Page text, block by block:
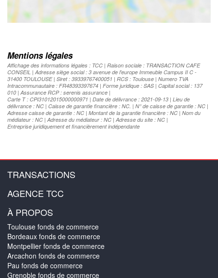
Mentions légales
Affichage des informations légales : TCC | Raison sociale : TRANSACTION CAFE
CONSEIL | Adresse siège social : 3 avenue de l'europe Immeuble Campus II C -
31400 TOULOUSE | Siret : 39339767400051 | RCS : Toulouse | Numero TVA
Intracommunautaire : FR48393397674 | Forme juridique : SAS | Capital social : 137
010 | Assurance RCP : serenis assurance |
Carte T : CPI31012015000000971 | Date de délivrance : 2021-09-13 | Lieu de
délivrance : NC | Caisse de garantie financière : NC. | N° de caisse de garantie : NC |
Adresse caisse de garantie : NC | Montant de la garantie financière : NC | Nom du
médiateur : NC | Adresse du médiateur : NC | Adresse du site : NC |
Entreprise juridiquement et financièrement indépendante
TRANSACTIONS
AGENCE TCC
À PROPOS
Toulouse fonds de commerce
Bordeaux fonds de commerce
Montpellier fonds de commerce
Arcachon fonds de commerce
Pau fonds de commerce
Grenoble fonds de commerce